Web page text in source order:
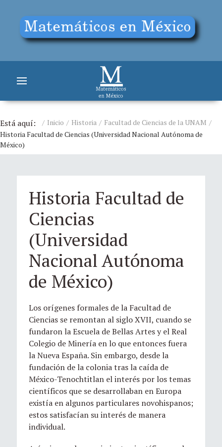
Está aquí: Inicio Historia
Facultad de Ciencias de la UNAM
Historia Facultad de Ciencias (Universidad Nacional Autónoma de
México)
Historia Facultad de
Ciencias
(Universidad
Nacional Autónoma
de México)
Los orígenes formales de la Facultad de
Ciencias se remontan al siglo XVII, cuando se
fundaron la Escuela de Bellas Artes y el Real
Colegio de Minería en lo que entonces fuera
la Nueva España. Sin embargo, desde la
fundación de la colonia tras la caída de
México-Tenochtitlan el interés por los temas
científicos que se desarrollaban en Europa
existía en algunos particulares novohispanos;
estos satisfacían su interés de manera
individual.